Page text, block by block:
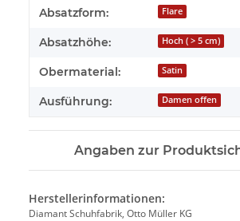
Absatzform: Flare
Absatzhöhe: Hoch ( > 5 cm)
Obermaterial: Satin
Ausführung: Damen offen
Angaben zur
Herstellerinformationen:
Diamant Schuhfabrik, Otto Müller KG